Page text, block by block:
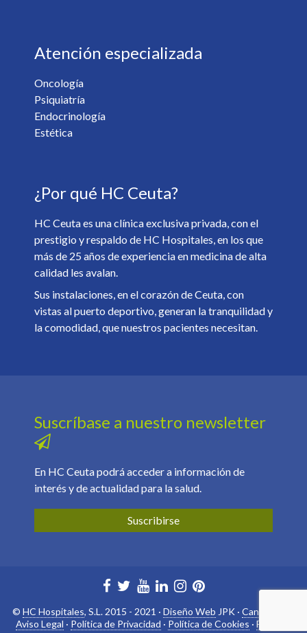
¿Desea recibir información de nuestro centro? *
Sí
No
Privacidad. *
Atención especializada
Oncología
Psiquiatría
Endocrinología
Estética
¿Por qué HC Ceuta?
HC Ceuta es una clínica exclusiva privada, con el
prestigio y respaldo de HC Hospitales, en los que
más de 25 años de experiencia en medicina de alta
calidad les avalan.
Sus instalaciones, en el corazón de Ceuta, con
vistas al puerto deportivo, generan la tranquilidad y
la comodidad, que nuestros pacientes necesitan.
Suscríbase a nuestro newsletter
En HC Ceuta podrá acceder a información de
interés y de actualidad para la salud.
Suscribirse
© HC Hospitales, S.L. 2015 - 2021 · Diseño Web JPK · Canal ético
Aviso Legal · Política de Privacidad · Política de Cookies · Français